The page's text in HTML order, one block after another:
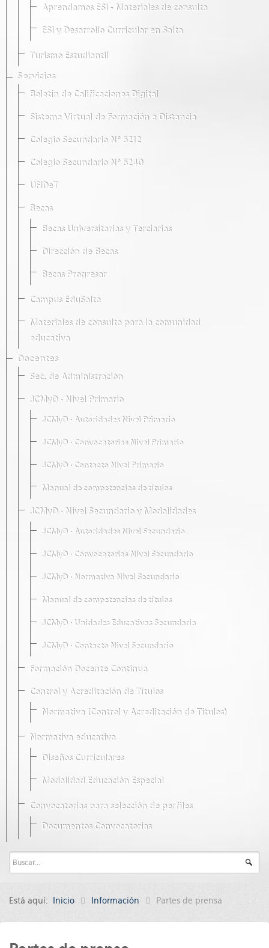
Aprendamos ESI - Materiales de consulta
ESI y Desarrollo Curricular en Salta
Turismo Estudiantil
Servicios
Boletín de Calificaciones Digital
Sistema Virtual de Formación a Distancia
Colegio Secundario Nº 5212
Colegio Secundario Nº 5240
UFIDeT
Becas
Becas Universitarias y Terciarias
Dirección de Becas
Becas Progresar
Campus EduSalta
Materiales de consulta para la comunidad
educativa
Docentes
Sec. de Administración
JCMyD · Nivel Primario
JCMyD · Autoridades Nivel Primario
JCMyD · Convocatorias Nivel Primario
JCMyD · Contacto Nivel Primario
Manual de competencias de títulos
JCMyD · Nivel Secundario y Modalidades
JCMyD · Autoridades Nivel Secundario
JCMyD · Convocatorias Nivel Secundario
JCMyD · Normativa Nivel Secundario
Manual de competencias de títulos
JCMyD · Unidades Educativas Secundaria
JCMyD · Contacto Nivel Secundario
Formación Docente Continua
Control y Acreditación de Títulos
Normativa (Control y Acreditación de Títulos)
Normativa educativa
Diseños Curriculares
Modalidad Educación Especial
Convocatorias para selección de perfiles
Documentos Convocatorias
Está aquí: Inicio Información Partes de prensa